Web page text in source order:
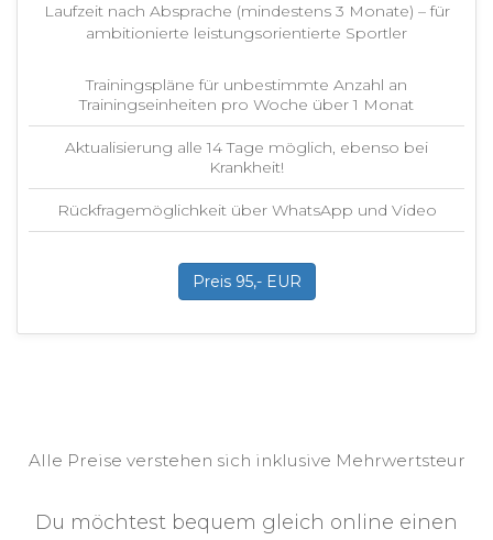
Laufzeit nach Absprache (mindestens 3 Monate) – für
ambitionierte leistungsorientierte Sportler
Trainingspläne für unbestimmte Anzahl an
Trainingseinheiten pro Woche über 1 Monat
Aktualisierung alle 14 Tage möglich, ebenso bei
Krankheit!
Rückfragemöglichkeit über WhatsApp und Video
Preis 95,- EUR
Alle Preise verstehen sich inklusive Mehrwertsteur
Du möchtest bequem gleich online einen